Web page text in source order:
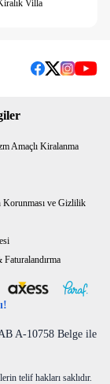
Villa
Amaçlı Kiralanma
ve Gizlilik
A-10758 Belge ile
telif hakları saklıdır.